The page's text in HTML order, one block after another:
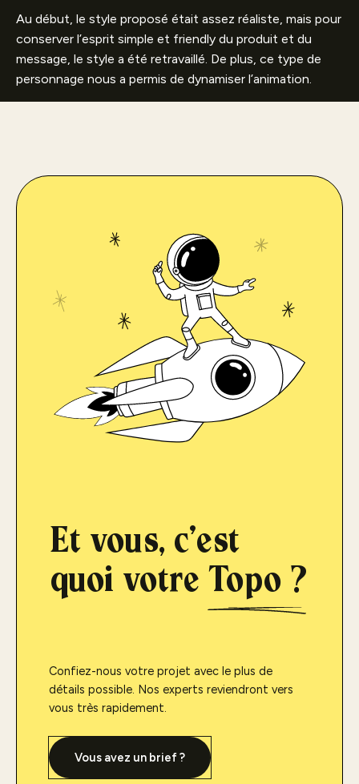
Au début, le style proposé était assez réaliste, mais pour
conserver l’esprit simple et friendly du produit et du
message, le style a été retravaillé. De plus, ce type de
personnage nous a permis de dynamiser l’animation.
Et vous, c'est
quoi votre Topo ?
Confiez-nous votre projet avec le plus de
détails possible. Nos experts reviendront vers
vous très rapidement.
Vous avez un brief ?